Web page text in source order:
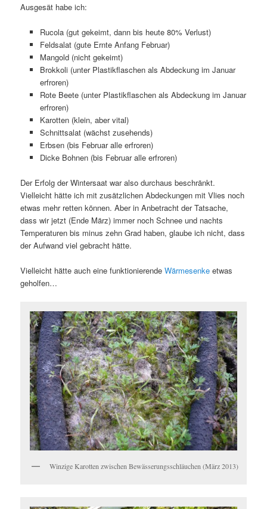
Ausgesät habe ich:
Rucola (gut gekeimt, dann bis heute 80% Verlust)
Feldsalat (gute Ernte Anfang Februar)
Mangold (nicht gekeimt)
Brokkoli (unter Plastikflaschen als Abdeckung im Januar
erfroren)
Rote Beete (unter Plastikflaschen als Abdeckung im Januar
erfroren)
Karotten (klein, aber vital)
Schnittsalat (wächst zusehends)
Erbsen (bis Februar alle erfroren)
Dicke Bohnen (bis Februar alle erfroren)
Der Erfolg der Wintersaat war also durchaus beschränkt.
Vielleicht hätte ich mit zusätzlichen Abdeckungen mit Vlies noch
etwas mehr retten können. Aber in Anbetracht der Tatsache,
dass wir jetzt (Ende März) immer noch Schnee und nachts
Temperaturen bis minus zehn Grad haben, glaube ich nicht, dass
der Aufwand viel gebracht hätte.
Vielleicht hätte auch eine funktionierendeWärmesenke etwas
geholfen…
Winzige Karotten zwischen Bewässerungsschläuchen (März 2013)